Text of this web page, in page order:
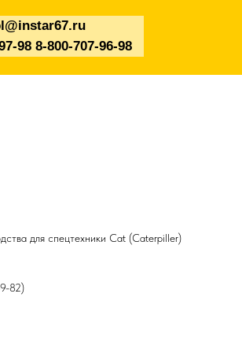
98 8-800-707-96-98
для спецтехники Cat (Caterpiller)
82)